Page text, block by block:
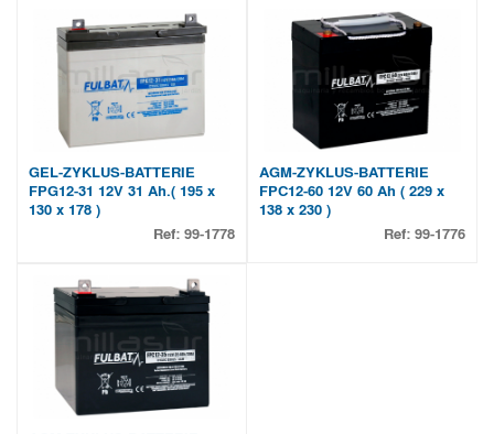
GEL-ZYKLUS-BATTERIE
FPG12-31 12V 31 Ah.( 195 x
130 x 178 )
Ref: 99-1778
AGM-ZYKLUS-BATTERIE
FPC12-60 12V 60 Ah ( 229 x
138 x 230 )
Ref: 99-1776